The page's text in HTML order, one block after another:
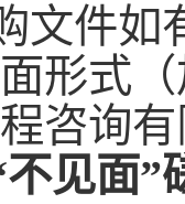
文件
形式
咨询
不见面”